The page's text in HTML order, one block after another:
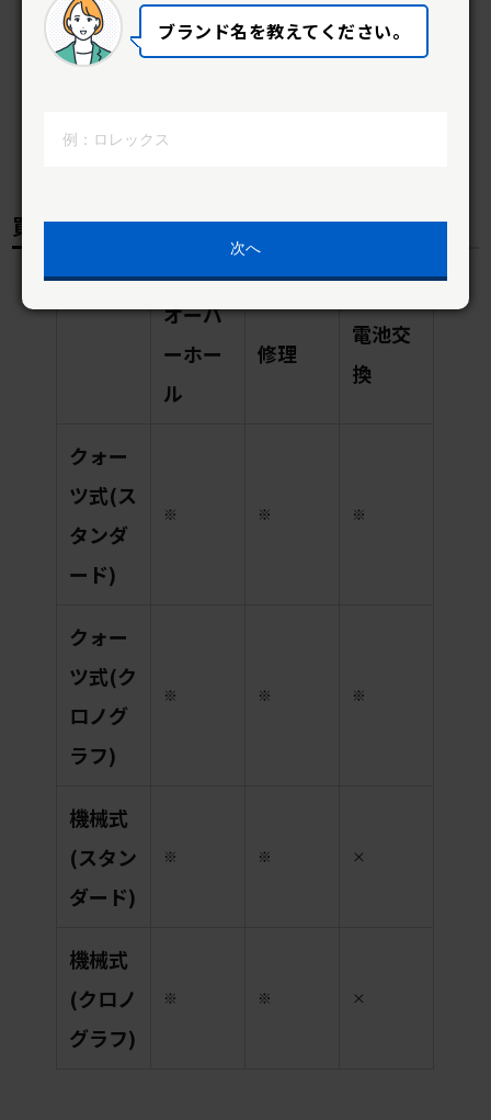
買取センターGP新浦安店
オーバ
ーホー
ル
修理
電池交
換
クォー
ツ式(ス
タンダ
ード)
※ ※ ※
クォー
ツ式(ク
ロノグ
ラフ)
※ ※ ※
機械式
(スタン
ダード)
※ ※ ×
機械式
(クロノ
グラフ)
※ ※ ×
ブランド名を教えてください。
次へ